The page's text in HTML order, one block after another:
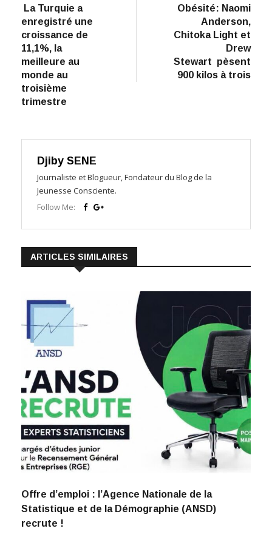
de
l’article
La Turquie a
enregistré une
croissance de
11,1%, la
meilleure au
monde au
troisième
trimestre
Obésité: Naomi
Anderson,
Chitoka Light et
Drew
Stewart pèsent
900 kilos à trois
Djiby SENE
Journaliste et Blogueur, Fondateur du Blog de la
Jeunesse Consciente.
Follow Me:
ARTICLES SIMILAIRES
Offre d’emploi : l’Agence Nationale de la
Statistique et de la Démographie (ANSD)
recrute !